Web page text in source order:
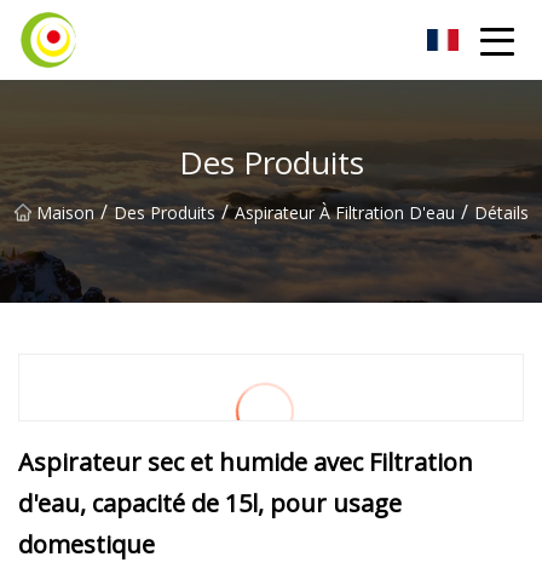
Des Produits
Maison / Des Produits / Aspirateur À Filtration D'eau / Détails
Aspirateur sec et humide avec Filtration
d'eau, capacité de 15l, pour usage
domestique